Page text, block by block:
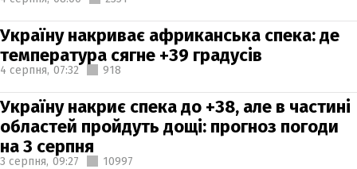
Україну накриває африканська спека: де
температура сягне +39 градусів
4 серпня, 07:32 918
Україну накриє спека до +38, але в частині
областей пройдуть дощі: прогноз погоди
на 3 серпня
3 серпня, 09:27 10997